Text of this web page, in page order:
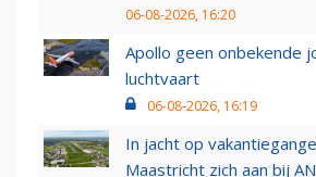
06-08-2026, 16:20
Apollo geen onbekende
luchtvaart
06-08-2026, 16:19
In jacht op
Maastricht zich aan bij